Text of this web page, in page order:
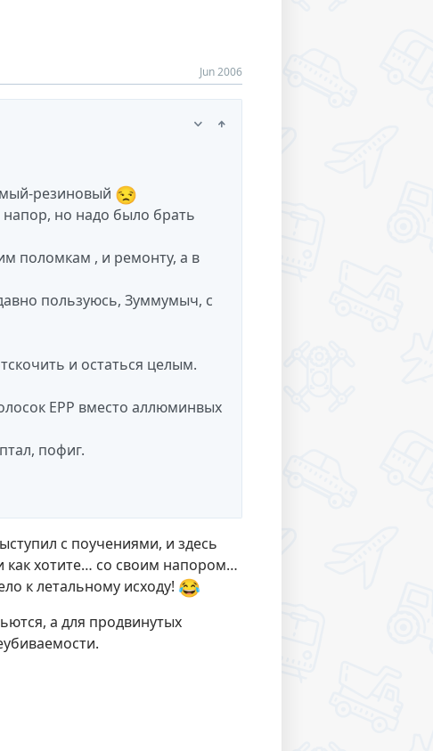
Jun 2006
резиновый 😒
но надо было брать
поломкам , и ремонту, а в
пользуюсь, Зуммумыч, с
и остаться целым.
ЕРР вместо аллюминвых
пофиг.
с поучениями, и здесь
как хотите… со своим напором…
к летальному исходу! 😂
а для продвинутых